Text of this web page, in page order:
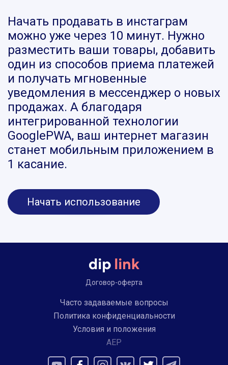
Начать продавать в инстаграм
можно уже через 10 минут. Нужно
разместить ваши товары, добавить
один из способов приема платежей
и получать мгновенные
уведомления в мессенджер о новых
продажах. А благодаря
интегрированной технологии
GooglePWA, ваш интернет магазин
станет мобильным приложением в
1 касание.
Начать использование
Договор-оферта
Часто задаваемые вопросы
Политика конфиденциальности
Условия и положения
AEP